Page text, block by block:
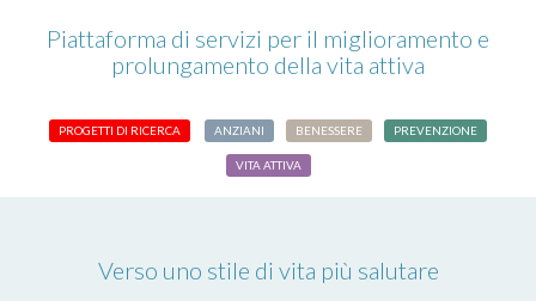
Piattaforma di servizi per il miglioramento e
prolungamento della vita attiva
PROGETTI DI RICERCA ANZIANI BENESSERE PREVENZIONE
VITA ATTIVA
Verso uno stile di vita più salutare